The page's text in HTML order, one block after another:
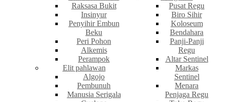
Raksasa Bukit
Insinyur
Penyihir Embun
Beku
Peri Pohon
Alkemis
Perampok
Elit pahlawan
Algojo
Pembunuh
Manusia Serigala
Pusat Regu
Biro Sihir
Koloseum
Bendahara
Panji-Panji
Regu
Altar Sentinel
Markas
Sentinel
Menara
Penjaga Regu